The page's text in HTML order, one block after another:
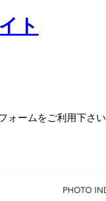
ォームをご利用下さい